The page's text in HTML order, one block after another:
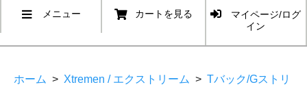
メニュー カートを見る
マイページ/ログ
イン
ホーム > Xtremen / エクストリーム > Tバック/Gストリ